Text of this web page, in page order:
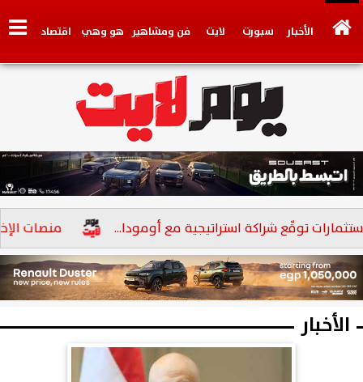
الأخبار سبورت لايت فن ومشاهير هو وهي اقتصاد
وجهات نظر فيديو سيارات
منصات الإخوان توقّع شراكة استراتيجية مع أومودا...
الأخبار